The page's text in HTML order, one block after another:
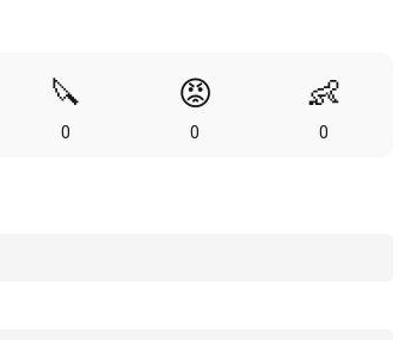
🔪
0
😡
0
👶
0